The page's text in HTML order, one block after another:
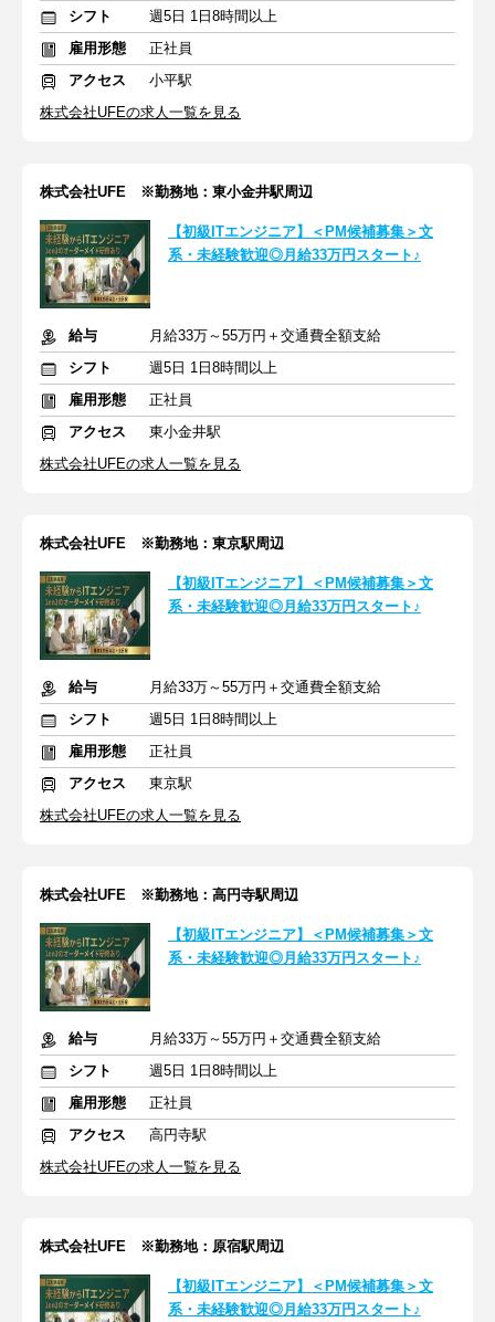
シフト
週5日 1日8時間以上
雇用形態
正社員
アクセス
小平駅
株式会社UFEの求人一覧を見る
株式会社UFE ※勤務地：東小金井駅周辺
【初級ITエンジニア】＜PM候補募集＞文
系・未経験歓迎◎月給33万円スタート♪
給与
月給33万～55万円＋交通費全額支給
シフト
週5日 1日8時間以上
雇用形態
正社員
アクセス
東小金井駅
株式会社UFEの求人一覧を見る
株式会社UFE ※勤務地：東京駅周辺
【初級ITエンジニア】＜PM候補募集＞文
系・未経験歓迎◎月給33万円スタート♪
給与
月給33万～55万円＋交通費全額支給
シフト
週5日 1日8時間以上
雇用形態
正社員
アクセス
東京駅
株式会社UFEの求人一覧を見る
株式会社UFE ※勤務地：高円寺駅周辺
【初級ITエンジニア】＜PM候補募集＞文
系・未経験歓迎◎月給33万円スタート♪
給与
月給33万～55万円＋交通費全額支給
シフト
週5日 1日8時間以上
雇用形態
正社員
アクセス
高円寺駅
株式会社UFEの求人一覧を見る
株式会社UFE ※勤務地：原宿駅周辺
【初級ITエンジニア】＜PM候補募集＞文
系・未経験歓迎◎月給33万円スタート♪